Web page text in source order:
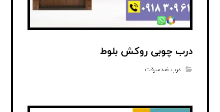
درب چوبی روکش بلوط
درب ضدسرقت